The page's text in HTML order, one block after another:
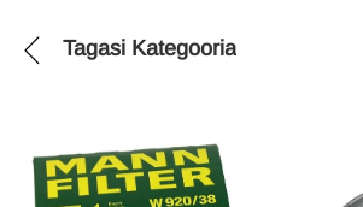
Tagasi Kategooria